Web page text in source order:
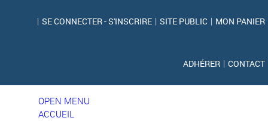
MON PANIER
|
SITE PUBLIC
|
SE CONNECTER - S'INSCRIRE
|
CONTACT
|
ADHÉRER
OPEN MENU
ACCUEIL